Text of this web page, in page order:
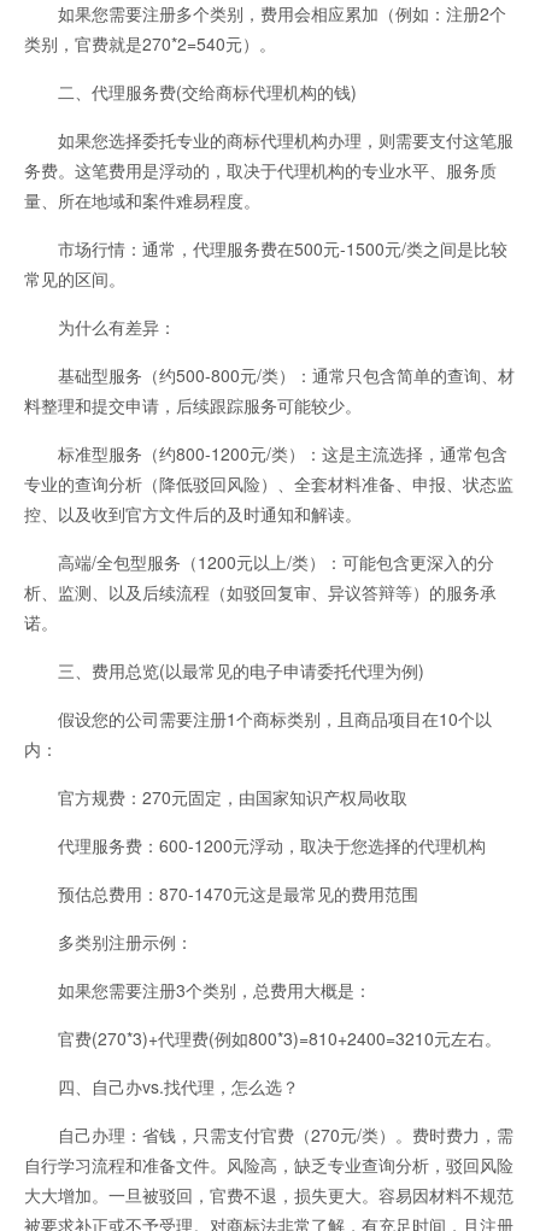
如果您需要注册多个类别，费用会相应累加（例如：注册2个
类别，官费就是270*2=540元）。
二、代理服务费(交给商标代理机构的钱)
如果您选择委托专业的商标代理机构办理，则需要支付这笔服
务费。这笔费用是浮动的，取决于代理机构的专业水平、服务质
量、所在地域和案件难易程度。
市场行情：通常，代理服务费在500元-1500元/类之间是比较
常见的区间。
为什么有差异：
基础型服务（约500-800元/类）：通常只包含简单的查询、材
料整理和提交申请，后续跟踪服务可能较少。
标准型服务（约800-1200元/类）：这是主流选择，通常包含
专业的查询分析（降低驳回风险）、全套材料准备、申报、状态监
控、以及收到官方文件后的及时通知和解读。
高端/全包型服务（1200元以上/类）：可能包含更深入的分
析、监测、以及后续流程（如驳回复审、异议答辩等）的服务承
诺。
三、费用总览(以最常见的电子申请委托代理为例)
假设您的公司需要注册1个商标类别，且商品项目在10个以
内：
官方规费：270元固定，由国家知识产权局收取
代理服务费：600-1200元浮动，取决于您选择的代理机构
预估总费用：870-1470元这是最常见的费用范围
多类别注册示例：
如果您需要注册3个类别，总费用大概是：
官费(270*3)+代理费(例如800*3)=810+2400=3210元左右。
四、自己办vs.找代理，怎么选？
自己办理：省钱，只需支付官费（270元/类）。费时费力，需
自行学习流程和准备文件。风险高，缺乏专业查询分析，驳回风险
大大增加。一旦被驳回，官费不退，损失更大。容易因材料不规范
被要求补正或不予受理。对商标法非常了解，有充足时间，且注册